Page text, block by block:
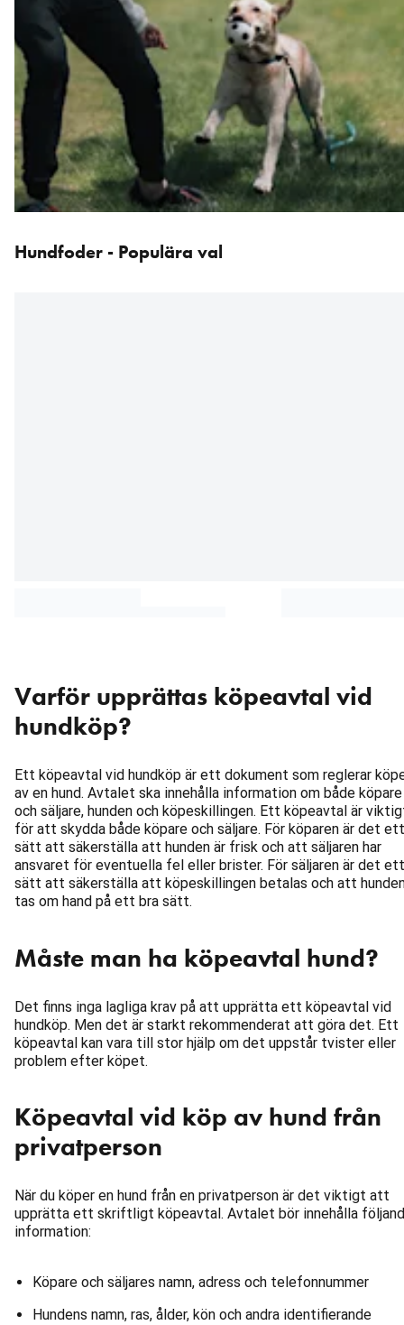
Hundfoder - Populära val
över
karusellen
Varför upprättas köpeavtal vid
hundköp?
Ett köpeavtal vid hundköp är ett dokument som reglerar
av en hund. Avtalet ska innehålla information om både köpare
och säljare, hunden och köpeskillingen. Ett köpeavtal är
för att skydda både köpare och säljare. För köparen är det ett
sätt att säkerställa att hunden är frisk och att säljaren har
ansvaret för eventuella fel eller brister. För säljaren är det ett
sätt att säkerställa att köpeskillingen betalas och att
tas om hand på ett bra sätt.
Måste man ha köpeavtal hund?
Det finns inga lagliga krav på att upprätta ett köpeavtal vid
hundköp. Men det är starkt rekommenderat att göra det. Ett
köpeavtal kan vara till stor hjälp om det uppstår tvister eller
problem efter köpet.
Köpeavtal vid köp av hund från
privatperson
När du köper en hund från en privatperson är det viktigt att
upprätta ett skriftligt köpeavtal. Avtalet bör innehålla
information:
Köpare och säljares namn, adress och telefonnummer
Hundens namn, ras, ålder, kön och andra identifierande